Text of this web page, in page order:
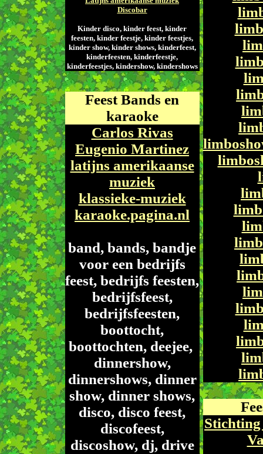
Discobar
Kinder disco, kinder feest, kinder
feesten, kinder feestje, kinder feestjes,
kinder show, kinder shows, kinderfeest,
kinderfeesten, kinderfeestje,
kinderfeestjes, kindershow, kindershows
Feest Bands en
karaoke
Carlos Rivas
Eugenio Martinez
latijns amerikaanse
muziek
klassieke-muziek
karaoke.pagina.nl
band, bands, bandje
voor een bedrijfs
feest, bedrijfs feesten,
bedrijfsfeest,
bedrijfsfeesten,
boottocht,
boottochten, deejee,
dinnershow,
dinnershows, dinner
show, dinner shows,
disco, disco feest,
discofeest,
discoshow, dj, drive